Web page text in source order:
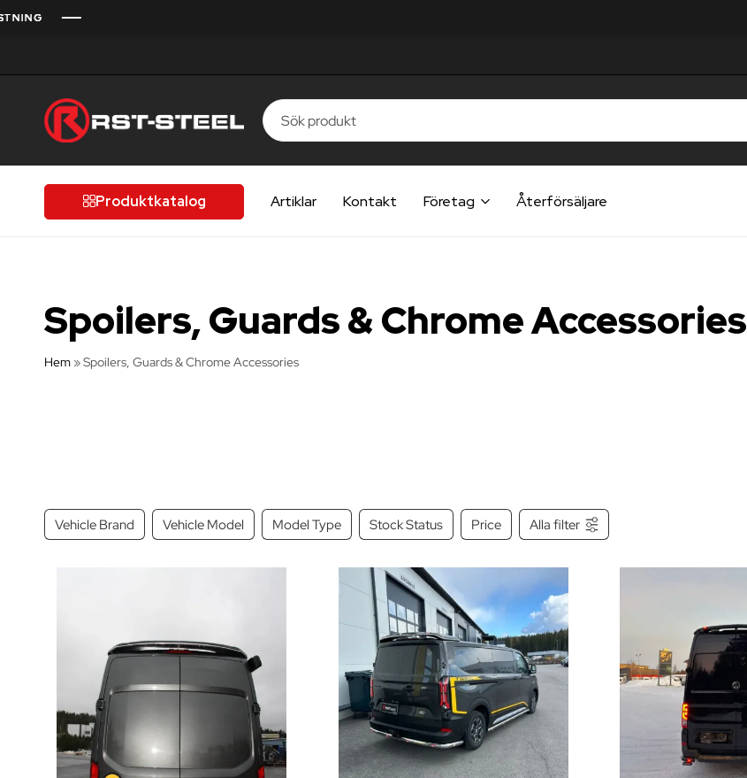
för
kvalitetsmedvetna
Produktkatalog Artiklar Kontakt Företag Återförsäljare
Spoilers, Guards & Chrome Accessories
Hem »Spoilers, Guards & Chrome Accessories
Vehicle Brand Vehicle Model Model Type Stock Status Price Alla filter